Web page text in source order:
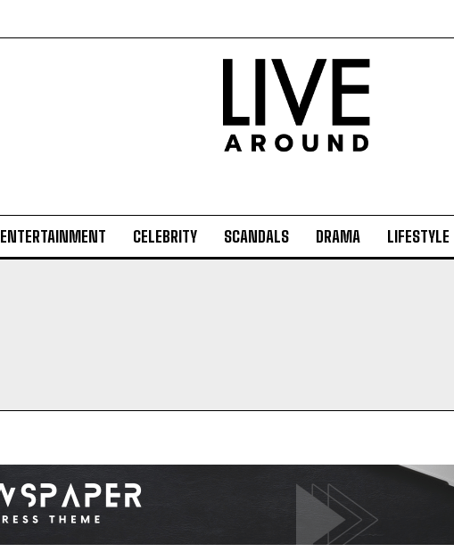
I've read and accept the Privacy Policy.
ENTERTAINMENT CELEBRITY SCANDALS DRAMA LIFESTYLE